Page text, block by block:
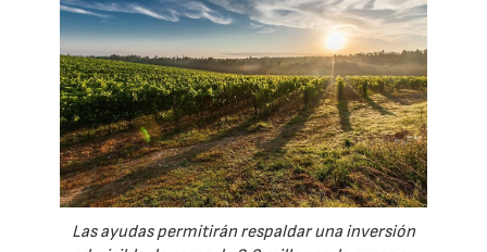
Las ayudas permitirán respaldar una inversión